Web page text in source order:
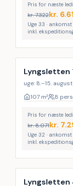
Pris for næste
kr.7.322kr.
Uge 33 ·
inkl.
Lyngsletten
uge: 8.–15.
107 m² 8
Pris for næste
kr.8.071kr.
Uge 32 ·
inkl.
Lyngsletten